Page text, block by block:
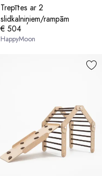
Trepītes ar 2
slidkalniņiem/rampām
€ 504
HappyMoon